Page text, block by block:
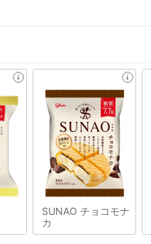
SUNAO チョコモナ
カ